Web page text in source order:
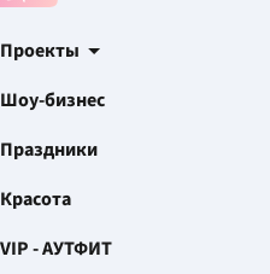
Проекты
Шоу-бизнес
Праздники
Красота
VIP - АУТФИТ